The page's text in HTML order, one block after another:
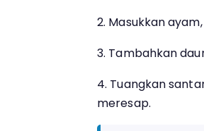
2. Masukkan
3. Tambahkan
4. Tuangkan
meresap.